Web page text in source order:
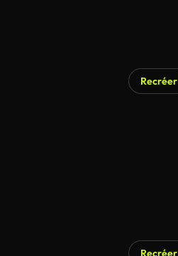
Recréer
Recréer